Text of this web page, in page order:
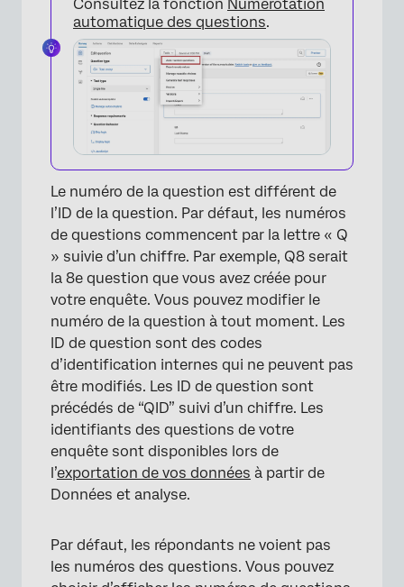
×
Consultez la fonction Numérotation
automatique des questions.
Le numéro de la question est différent de
l’ID de la question. Par défaut, les numéros
de questions commencent par la lettre « Q
» suivie d’un chiffre. Par exemple, Q8 serait
la 8e question que vous avez créée pour
votre enquête. Vous pouvez modifier le
numéro de la question à tout moment. Les
ID de question sont des codes
d’identification internes qui ne peuvent pas
être modifiés. Les ID de question sont
précédés de “QID” suivi d’un chiffre. Les
identifiants des questions de votre
enquête sont disponibles lors de
l’exportation de vos données à partir de
Données et analyse.
Par défaut, les répondants ne voient pas
les numéros des questions. Vous pouvez